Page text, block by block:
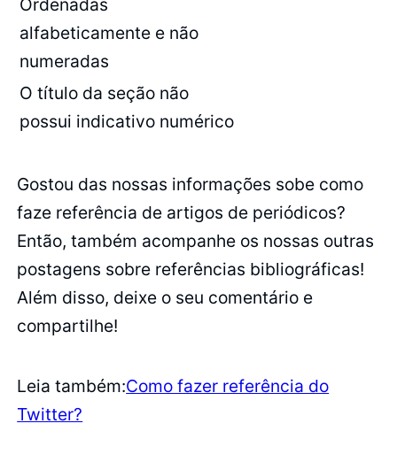
alfabeticamente e não
numeradas
O título da seção não
possui indicativo numérico
Gostou das nossas informações sobe como
faze referência de artigos de periódicos?
Então, também acompanhe os nossas outras
postagens sobre referências bibliográficas!
Além disso, deixe o seu comentário e
compartilhe!
Leia também:Como fazer referência do
Twitter?